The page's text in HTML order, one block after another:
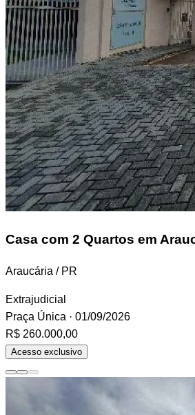
Casa com 2 Quartos em
Araucária / PR
Extrajudicial
Praça Única · 01/09/2026
R$ 260.000,00
Acesso exclusivo